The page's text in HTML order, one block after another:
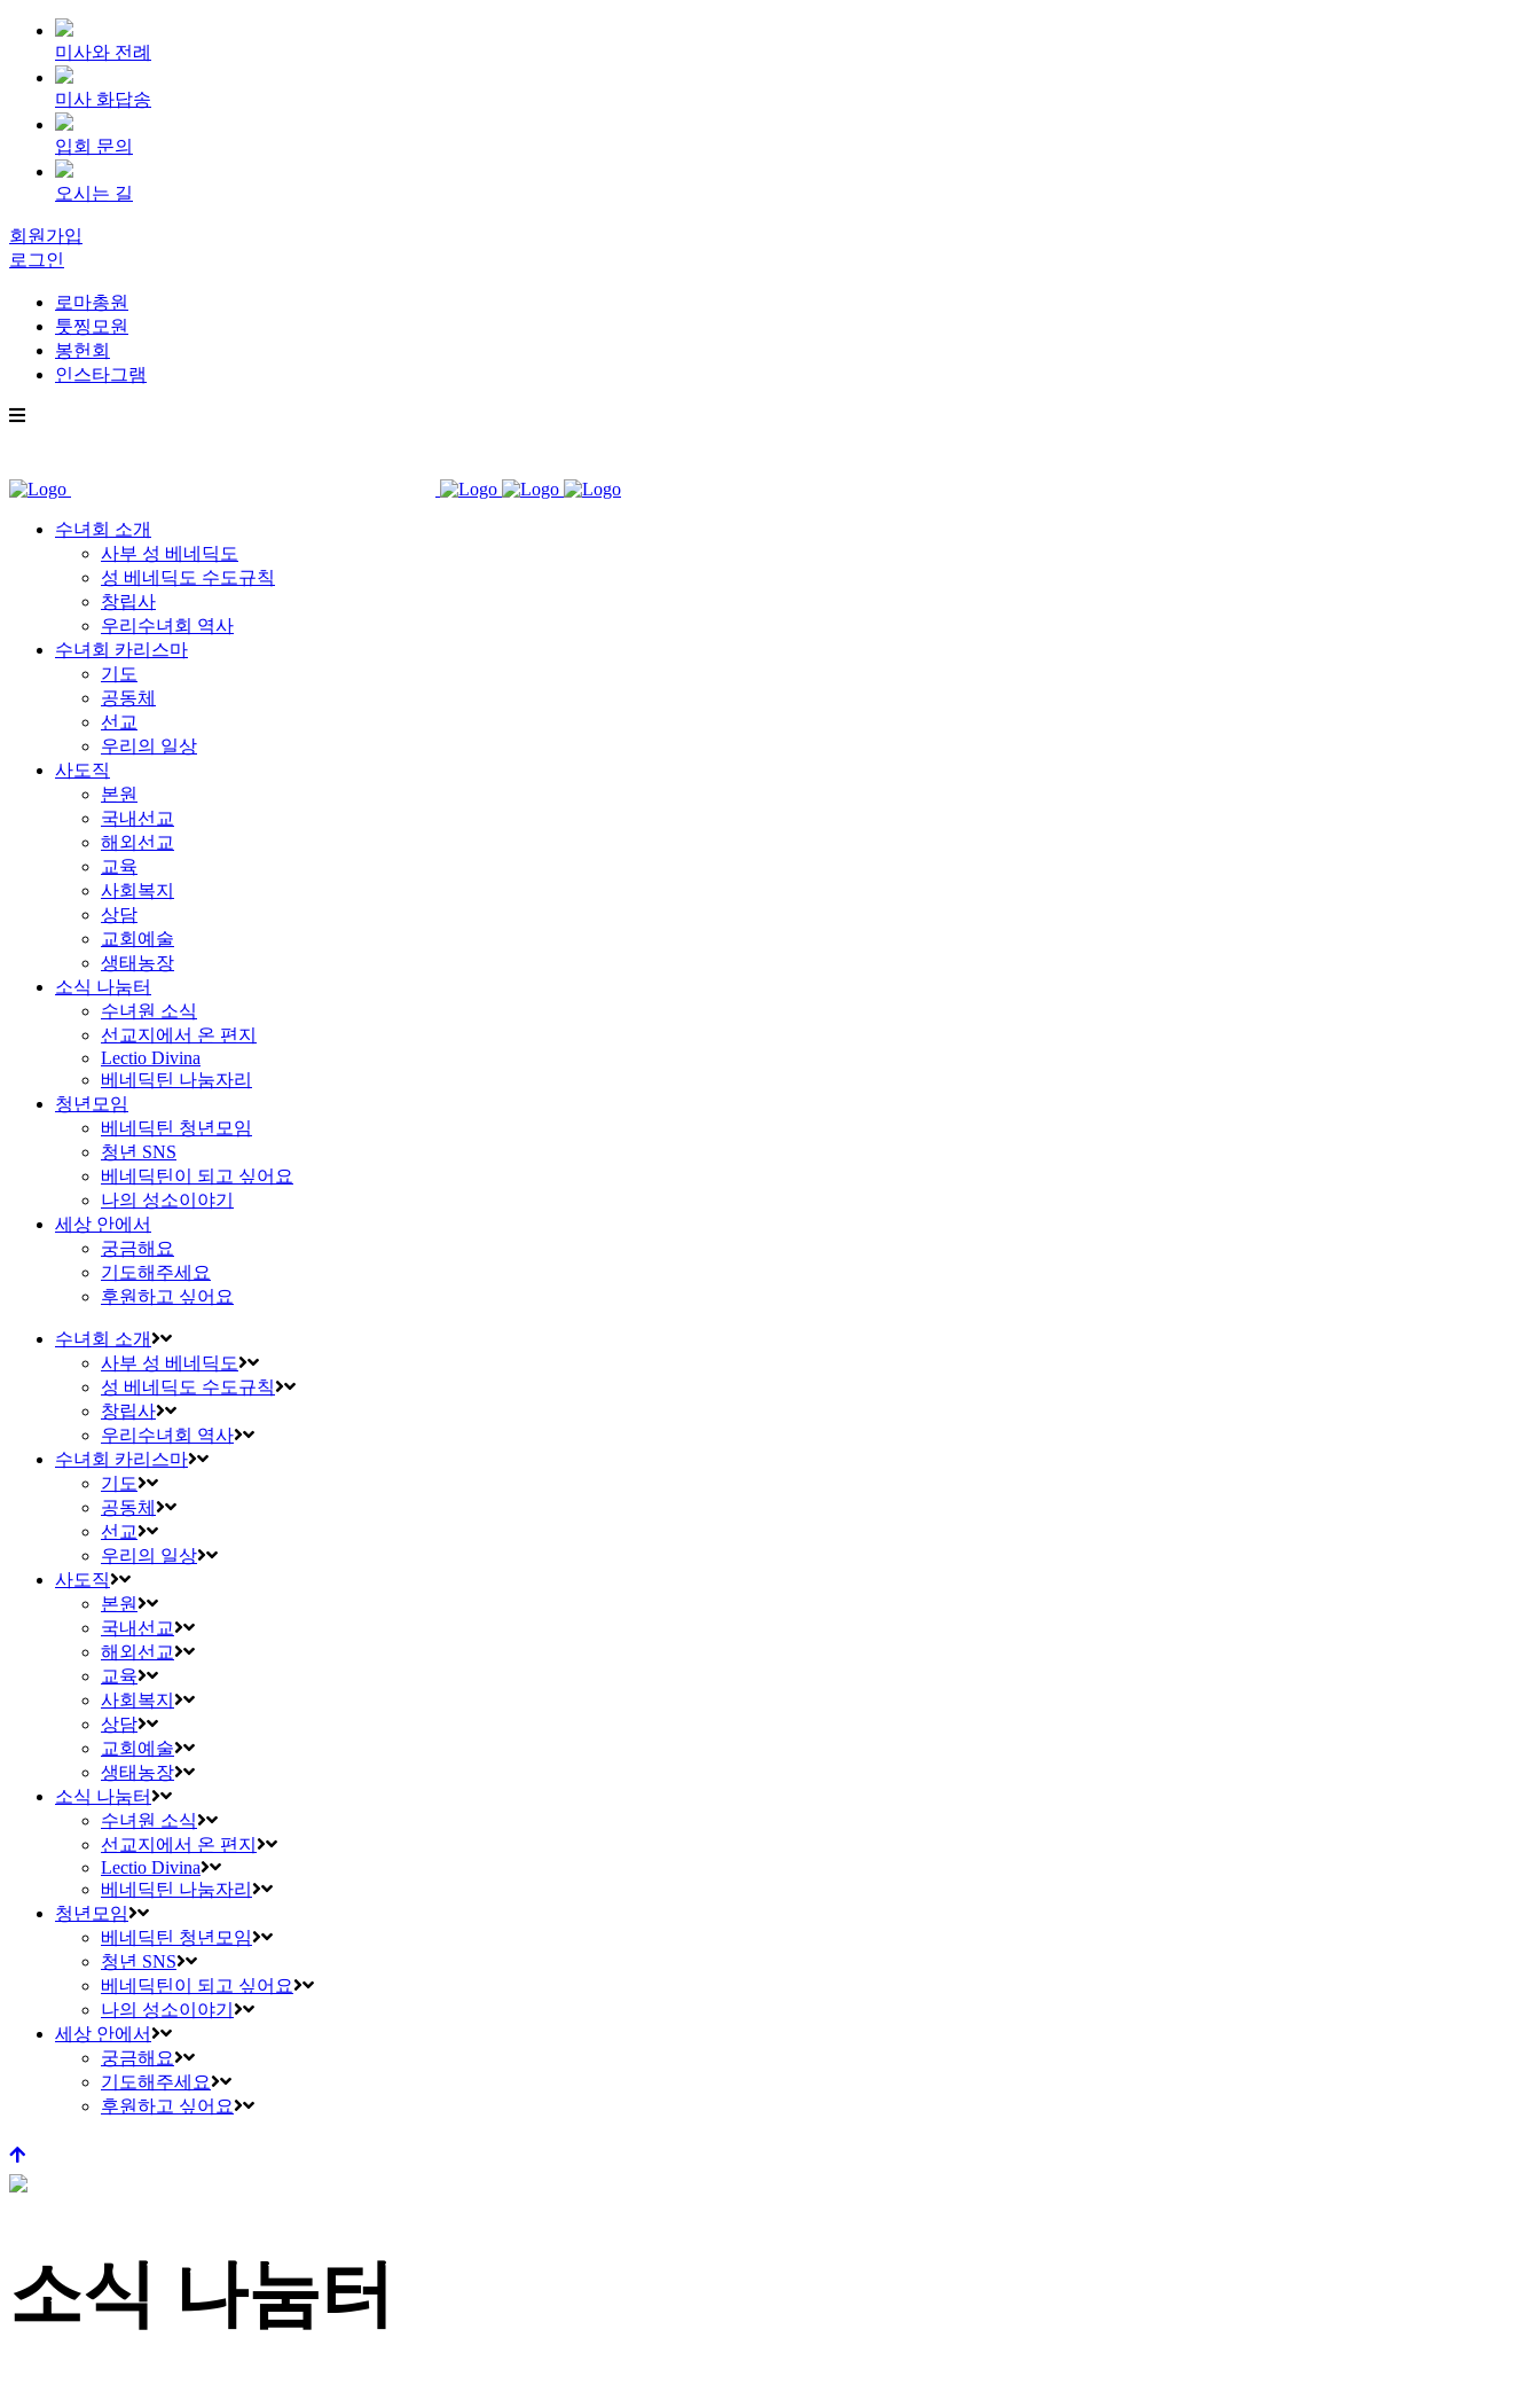
미사와 전례
미사 화답송
입회 문의
오시는 길
회원가입
로그인
로마총원
툿찡모원
봉헌회
인스타그램
수녀회 소개
사부 성 베네딕도
성 베네딕도 수도규칙
창립사
우리수녀회 역사
수녀회 카리스마
기도
공동체
선교
우리의 일상
사도직
본원
국내선교
해외선교
교육
사회복지
상담
교회예술
생태농장
소식 나눔터
수녀원 소식
선교지에서 온 편지
Lectio Divina
베네딕틴 나눔자리
청년모임
베네딕틴 청년모임
청년 SNS
베네딕틴이 되고 싶어요
나의 성소이야기
세상 안에서
궁금해요
기도해주세요
후원하고 싶어요
수녀회 소개
사부 성 베네딕도
성 베네딕도 수도규칙
창립사
우리수녀회 역사
수녀회 카리스마
기도
공동체
선교
우리의 일상
사도직
본원
국내선교
해외선교
교육
사회복지
상담
교회예술
생태농장
소식 나눔터
수녀원 소식
선교지에서 온 편지
Lectio Divina
베네딕틴 나눔자리
청년모임
베네딕틴 청년모임
청년 SNS
베네딕틴이 되고 싶어요
나의 성소이야기
세상 안에서
궁금해요
기도해주세요
후원하고 싶어요
소식 나눔터